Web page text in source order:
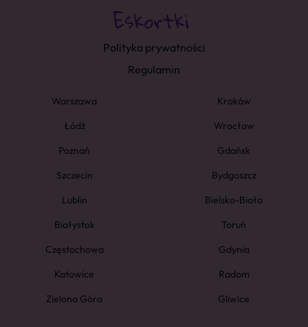
Polityka prywatności
Regulamin
Warszawa
Kraków
Łódź
Wrocław
Poznań
Gdańsk
Szczecin
Bydgoszcz
Lublin
Bielsko-Biała
Białystok
Toruń
Częstochowa
Gdynia
Katowice
Radom
Zielona Góra
Gliwice